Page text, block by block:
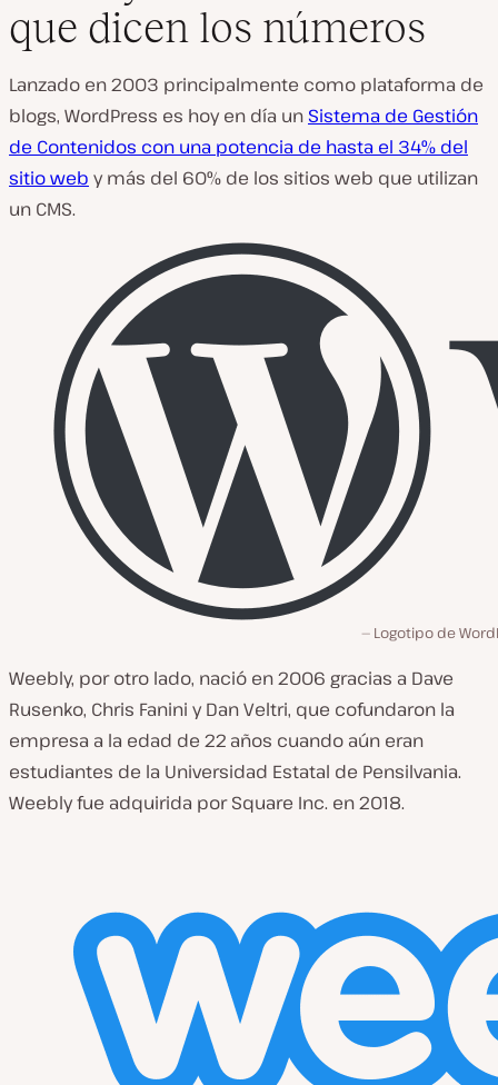
que dicen los números
Lanzado en 2003 principalmente como plataforma de
blogs, WordPress es hoy en día un Sistema de Gestión
de Contenidos con una potencia de hasta el 34% del
sitio web y más del 60% de los sitios web que utilizan
un CMS.
Logotipo de
Weebly, por otro lado, nació en 2006 gracias a Dave
Rusenko, Chris Fanini y Dan Veltri, que cofundaron la
empresa a la edad de 22 años cuando aún eran
estudiantes de la Universidad Estatal de Pensilvania.
Weebly fue adquirida por Square Inc. en 2018.